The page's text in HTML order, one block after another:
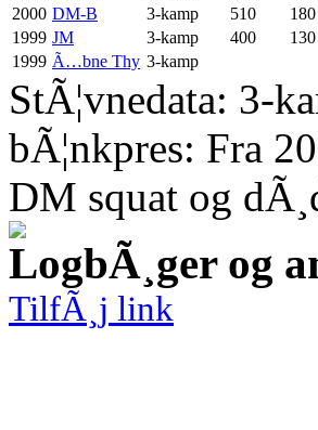
2000 DM-B 3-kamp 510 180
1999 JM 3-kamp 400 130
1999 Ã…bne Thy 3-kamp
StÃ¦vnedata: 3-
bÃ¦nkpres: Fra
DM squat og
LogbÃ¸ger og
TilfÃ¸j link